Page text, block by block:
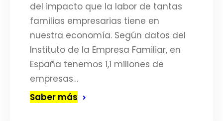
del impacto que la labor de tantas
familias empresarias tiene en
nuestra economía. Según datos del
Instituto de la Empresa Familiar, en
España tenemos 1,1 millones de
empresas…
Saber más